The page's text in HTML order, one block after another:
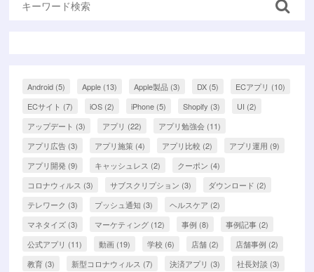
Android (5) Apple (13) Apple製品 (3) DX (5) ECアプリ (10)
ECサイト (7) iOS (2) iPhone (5) Shopify (3) UI (2)
アップデート (3) アプリ (22) アプリ勉強会 (11)
アプリ広告 (3) アプリ施策 (4) アプリ比較 (2) アプリ運用 (9)
アプリ開発 (9) キャッシュレス (2) クーポン (4)
コロナウィルス (3) サブスクリプション (3) ダウンロード (2)
テレワーク (3) プッシュ通知 (3) ヘルスケア (2)
マネタイズ (3) マーケティング (12) 事例 (8) 事例記事 (2)
公式アプリ (11) 動画 (19) 学校 (6) 店舗 (2) 店舗事例 (2)
教育 (3) 新型コロナウィルス (7) 決済アプリ (3) 社長対談 (3)